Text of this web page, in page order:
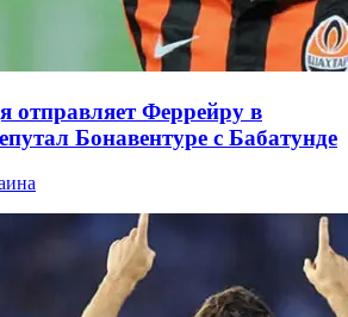
отправляет Феррейру в
Бонавентуре с Бабатунде